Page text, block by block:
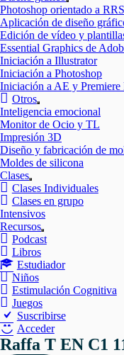
Mostrar
el
submenú
Photoshop orientado a
Aplicación de diseño
Edición de vídeo y
Essential Graphics de
Iniciación a Illustrator
Iniciación a Photoshop
Iniciación a AE y Premiere
Otros
Mostrar
el
submenú
Inteligencia emocional
Monitor de Ocio y TL
Impresión 3D
Diseño y fabricación de
Moldes de silicona
Clases
Mostrar
el
submenú
Clases Individuales
Clases en grupo
Intensivos
Recursos
Mostrar
el
Podcast
Libros
Estudiador
Niños
Estimulación Cognitiva
Juegos
Suscribirse
Acceder
Raffa T EN C1